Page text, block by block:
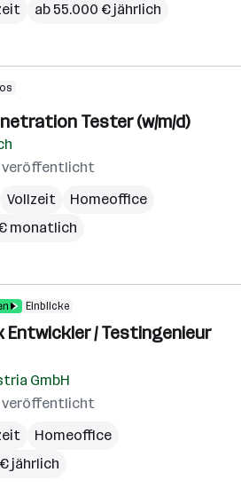
ab 55.000 € jährlich
Tester (w/m/d)
veröffentlicht
Vollzeit
Homeoffice
€ monatlich
Einblicke
Entwickler / Testingenieur
GmbH
veröffentlicht
Homeoffice
jährlich